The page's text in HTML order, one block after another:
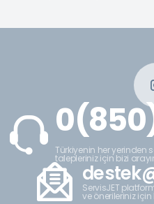
Türkiyenin her yerinden
talepleriniz için bizi
ServisJET
ve önerileriniz için